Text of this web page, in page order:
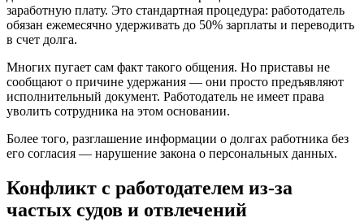
заработную плату. Это стандартная процедура: работодатель
обязан ежемесячно удерживать до 50% зарплаты и переводить
в счет долга.
Многих пугает сам факт такого общения. Но приставы не
сообщают о причине удержания — они просто предъявляют
исполнительный документ. Работодатель не имеет права
уволить сотрудника на этом основании.
Более того, разглашение информации о долгах работника без
его согласия — нарушение закона о персональных данных.
Конфликт с работодателем из-за
частых судов и отвлечений